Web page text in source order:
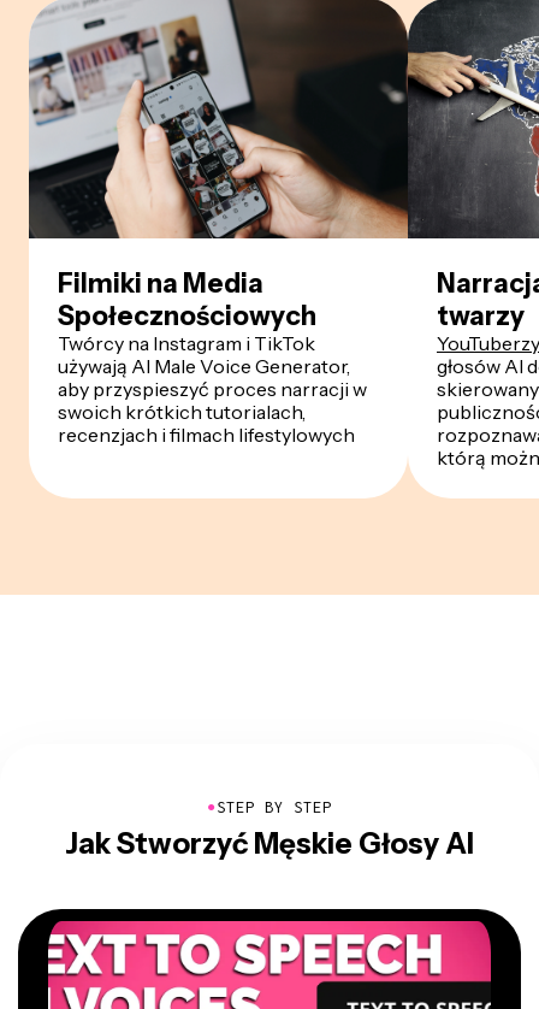
Filmiki na Media
Społecznościowych
Twórcy na Instagram i TikTok
używają AI Male Voice Generator,
aby przyspieszyć proces narracji w
swoich krótkich tutorialach,
recenzjach i filmach lifestylowych
twarzy
YouTuberzy
głosów AI
którą
●STEP BY STEP
Jak Stworzyć Męskie Głosy AI